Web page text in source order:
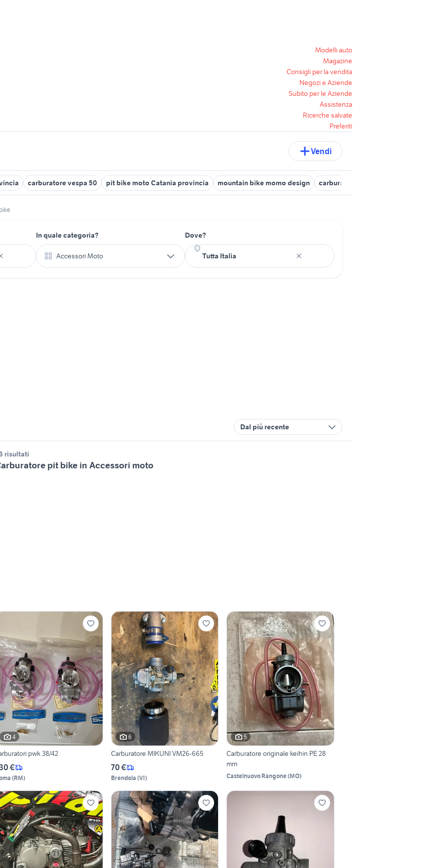
Modelli auto
Magazine
Consigli per la vendita
Negozi e Aziende
Subito per le Aziende
Assistenza
Ricerche salvate
Preferiti
Vendi
carburatore vespa 50 pit bike moto Catania provincia mountain bike momo design carburatore 16 dell orto
In quale categoria?
Accessori Moto
Dove?
Dal più recente
risultati
pit bike in Accessori moto
4
pwk 38/42
€
(RM)
6
Carburatore MIKUNI VM26-665
70 €
Brendola (VI)
5
Carburatore originale keihin PE 28
mm
Castelnuovo Rangone(MO)